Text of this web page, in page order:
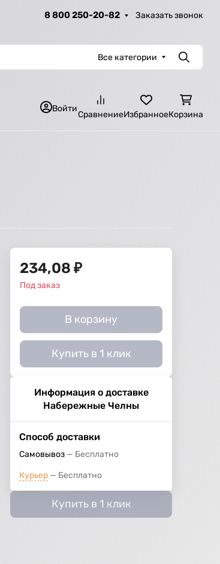
8 800 250-20-82 Заказать звонок
Все категории Поиск
Войти
СравнениеИзбранноеКорзина
234,08 ₽
Под заказ
В корзину
Купить в 1 клик
Информация о доставке
Набережные Челны
Способ доставки
Самовывоз Бесплатно
Курьер Бесплатно
Купить в 1 клик